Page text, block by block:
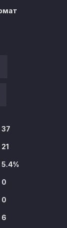
37
21
5.4%
0
0
6